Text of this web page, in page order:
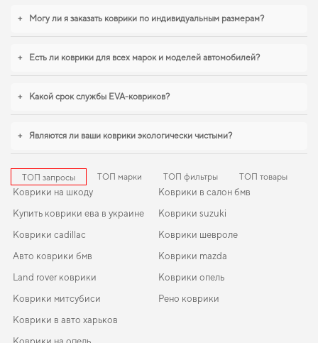
+ Могу ли я заказать коврики по индивидуальным размерам?
+ Есть ли коврики для всех марок и моделей автомобилей?
+ Какой срок службы EVA-ковриков?
+ Являются ли ваши коврики экологически чистыми?
ТОП запросы ТОП марки ТОП фильтры ТОП товары
Коврики на шкоду
Купить коврики ева в украине
Коврики cadillac
Авто коврики бмв
Land rover коврики
Коврики митсубиси
Коврики в салон бмв
Коврики suzuki
Коврики шевроле
Коврики mazda
Коврики опель
Рено коврики
Коврики в авто харьков